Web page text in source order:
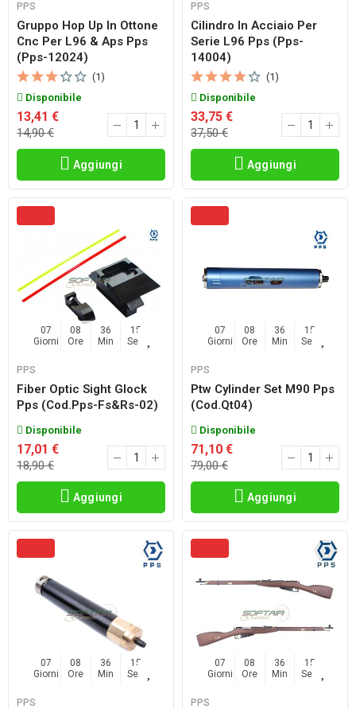
PPS
Gruppo Hop Up In Ottone
Cnc Per L96 & Aps Pps
(pps-12024)
(1)
Disponibile
13,41 €
14,90 €
Aggiungi
PPS
Cilindro In Acciaio Per
Serie L96 Pps (pps-
14004)
(1)
Disponibile
33,75 €
37,50 €
Aggiungi
07
Giorni
08
Ore
36
Min
14
Sec
PPS
Fiber Optic Sight Glock
Pps (cod.pps-Fs&rs-02)
Disponibile
17,01 €
18,90 €
Aggiungi
07
Giorni
08
Ore
36
Min
14
Sec
PPS
Ptw Cylinder Set M90 Pps
(cod.qt04)
Disponibile
71,10 €
79,00 €
Aggiungi
07
Giorni
08
Ore
36
Min
14
Sec
PPS
07
Giorni
08
Ore
36
Min
14
Sec
PPS